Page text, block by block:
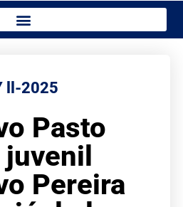
ll-2025
Pasto
juvenil
Pereira